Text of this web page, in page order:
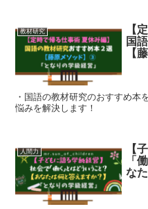
教材研究
【
国
【
・国語の教材研究のおすすめ本
悩みを解決します！
人間力
【
「
な